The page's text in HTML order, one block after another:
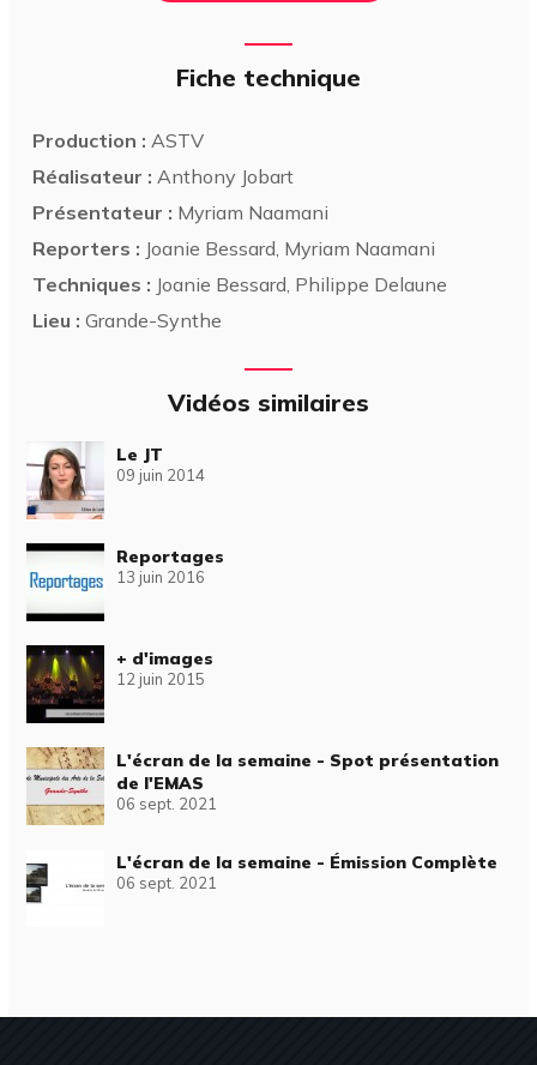
Fiche technique
Production : ASTV
Réalisateur : Anthony Jobart
Présentateur : Myriam Naamani
Reporters : Joanie Bessard, Myriam Naamani
Techniques : Joanie Bessard, Philippe Delaune
Lieu : Grande-Synthe
Vidéos similaires
Le JT
09 juin 2014
Reportages
13 juin 2016
+ d'images
12 juin 2015
L'écran de la semaine - Spot présentation
de l'EMAS
06 sept. 2021
L'écran de la semaine - Émission Complète
06 sept. 2021